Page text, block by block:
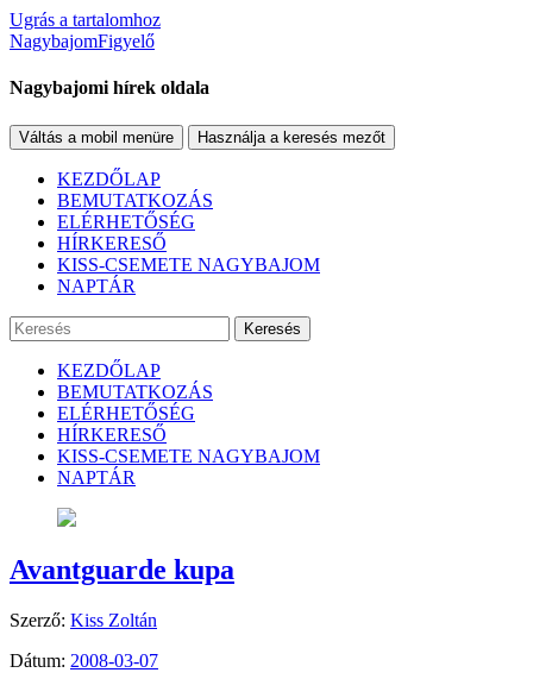
Ugrás a tartalomhoz
NagybajomFigyelő
Nagybajomi hírek oldala
Váltás a mobil menüre Használja a keresés mezőt
KEZDŐLAP
BEMUTATKOZÁS
ELÉRHETŐSÉG
HÍRKERESŐ
KISS-CSEMETE NAGYBAJOM
NAPTÁR
Keresés
KEZDŐLAP
BEMUTATKOZÁS
ELÉRHETŐSÉG
HÍRKERESŐ
KISS-CSEMETE NAGYBAJOM
NAPTÁR
Avantguarde kupa
Szerző: Kiss Zoltán
Dátum: 2008-03-07